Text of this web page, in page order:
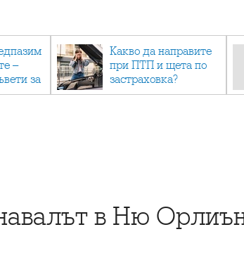
–
за
Какво да направите
при ПТП и щета по
застраховка?
в Ню